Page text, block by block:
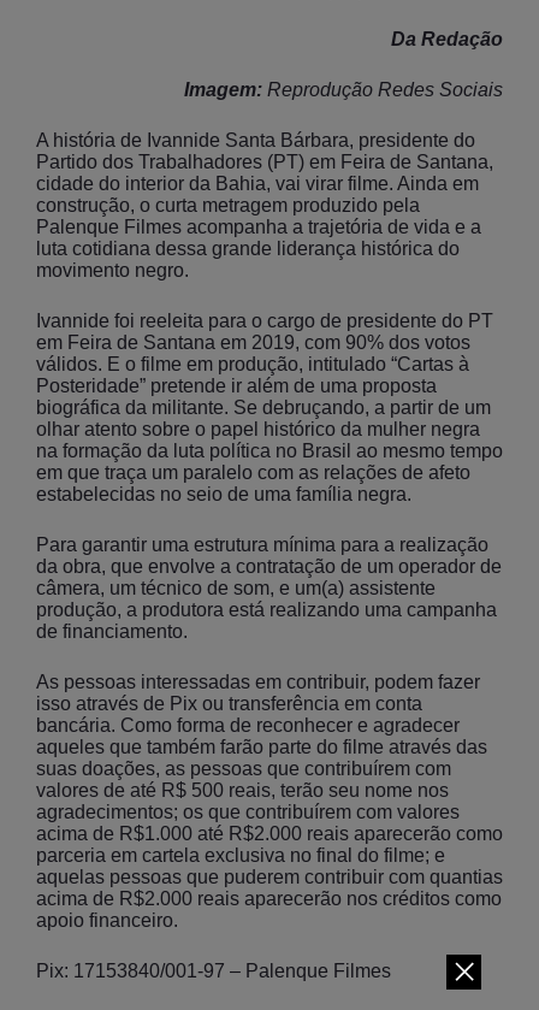
Da Redação
Imagem: Reprodução Redes Sociais
A história de Ivannide Santa Bárbara, presidente do
Partido dos Trabalhadores (PT) em Feira de Santana,
cidade do interior da Bahia, vai virar filme. Ainda em
construção, o curta metragem produzido pela
Palenque Filmes acompanha a trajetória de vida e a
luta cotidiana dessa grande liderança histórica do
movimento negro.
Ivannide foi reeleita para o cargo de presidente do PT
em Feira de Santana em 2019, com 90% dos votos
válidos. E o filme em produção, intitulado “Cartas à
Posteridade” pretende ir além de uma proposta
biográfica da militante. Se debruçando, a partir de um
olhar atento sobre o papel histórico da mulher negra
na formação da luta política no Brasil ao mesmo tempo
em que traça um paralelo com as relações de afeto
estabelecidas no seio de uma família negra.
Para garantir uma estrutura mínima para a realização
da obra, que envolve a contratação de um operador de
câmera, um técnico de som, e um(a) assistente
produção, a produtora está realizando uma campanha
de financiamento.
As pessoas interessadas em contribuir, podem fazer
isso através de Pix ou transferência em conta
bancária. Como forma de reconhecer e agradecer
aqueles que também farão parte do filme através das
suas doações, as pessoas que contribuírem com
valores de até R$ 500 reais, terão seu nome nos
agradecimentos; os que contribuírem com valores
acima de R$1.000 até R$2.000 reais aparecerão como
parceria em cartela exclusiva no final do filme; e
aquelas pessoas que puderem contribuir com quantias
acima de R$2.000 reais aparecerão nos créditos como
apoio financeiro.
Pix: 17153840/001-97 – Palenque Filmes